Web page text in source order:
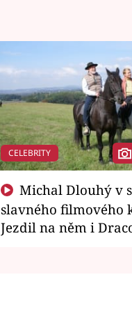
CELEBRITY
slavného filmového
Jezdil na něm i